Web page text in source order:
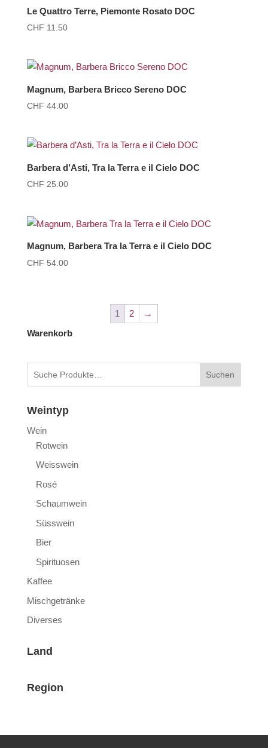
Le Quattro Terre, Piemonte Rosato DOC
CHF 11.50
Magnum, Barbera Bricco Sereno DOC
CHF 44.00
Barbera d’Asti, Tra la Terra e il Cielo DOC
CHF 25.00
Magnum, Barbera Tra la Terra e il Cielo DOC
CHF 54.00
1 2
→
Warenkorb
Suchen
Weintyp
Wein
Rotwein
Weisswein
Rosé
Schaumwein
Süsswein
Bier
Spirituosen
Kaffee
Mischgetränke
Diverses
Land
Region